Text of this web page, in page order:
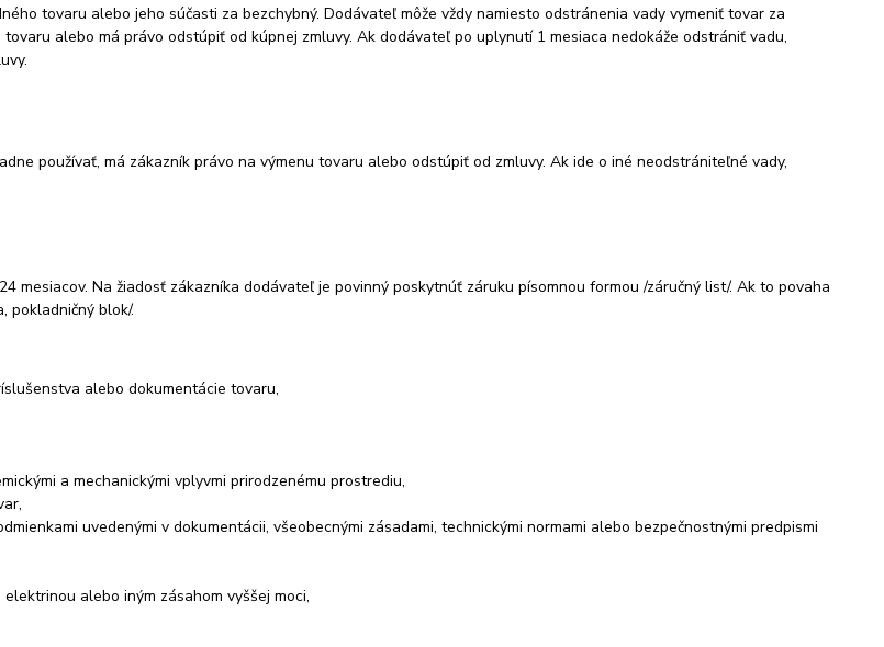
tovaru alebo jeho súčasti za bezchybný. Dodávateľ môže vždy namiesto odstránenia vady vymeniť tovar za
alebo má právo odstúpiť od kúpnej zmluvy. Ak dodávateľ po uplynutí 1 mesiaca nedokáže odstrániť vadu,
používať, má zákazník právo na výmenu tovaru alebo odstúpiť od zmluvy. Ak ide o iné neodstrániteľné vady,
mesiacov. Na žiadosť zákazníka dodávateľ je povinný poskytnúť záruku písomnou formou /záručný list/. Ak to povaha
pokladničný blok/.
alebo dokumentácie tovaru,
a mechanickými vplyvmi prirodzenému prostrediu,
uvedenými v dokumentácii, všeobecnými zásadami, technickými normami alebo bezpečnostnými predpismi
alebo iným zásahom vyššej moci,